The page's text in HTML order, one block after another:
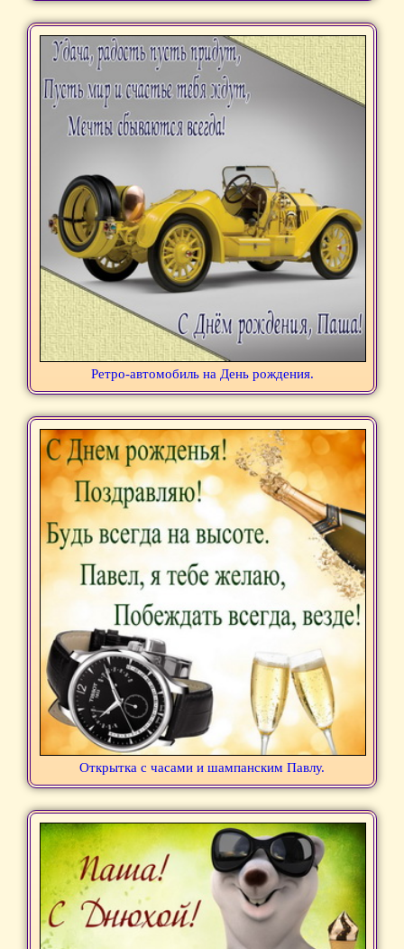
Ретро-автомобиль на День рождения.
Открытка с часами и шампанским Павлу.